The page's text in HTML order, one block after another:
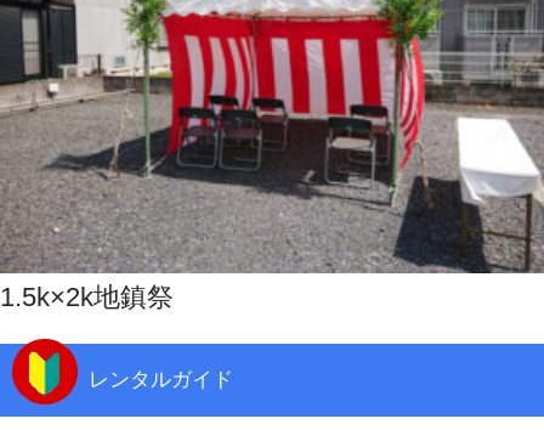
1.5k×2k地鎮祭
レンタルガイド